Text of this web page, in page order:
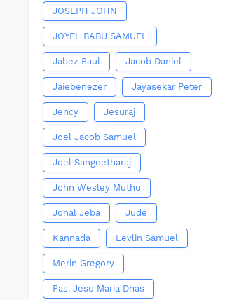
JOSEPH JOHN
JOYEL BABU SAMUEL
Jabez Paul Jacob Daniel
Jaiebenezer Jayasekar Peter
Jency Jesuraj
Joel Jacob Samuel
Joel Sangeetharaj
John Wesley Muthu
Jonal Jeba Jude
Kannada Levlin Samuel
Merin Gregory
Pas. Jesu Maria Dhas